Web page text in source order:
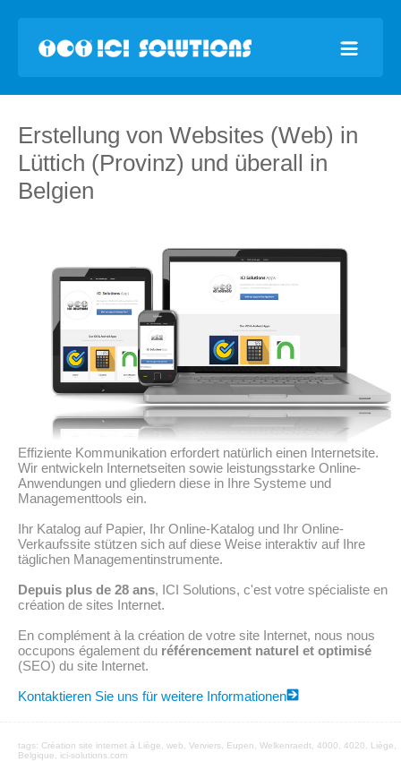
Erstellung von Websites (Web) in
Lüttich (Provinz) und überall in
Belgien
Effiziente Kommunikation erfordert natürlich einen Internetsite.
Wir entwickeln Internetseiten sowie leistungsstarke Online-
Anwendungen und gliedern diese in Ihre Systeme und
Managementtools ein.
Ihr Katalog auf Papier, Ihr Online-Katalog und Ihr Online-
Verkaufssite stützen sich auf diese Weise interaktiv auf Ihre
täglichen Managementinstrumente.
Depuis plus de 28 ans, ICI Solutions, c'est votre spécialiste en
création de sites Internet.
En complément à la création de votre site Internet, nous nous
occupons également du référencement naturel et optimisé
(SEO) du site Internet.
Kontaktieren Sie uns für weitere Informationen
tags: Création site internet à Liège web , Verviers, Eupen, Welkenraedt , 4000, 4020, Liège,
Belgique, ici-solutions.com